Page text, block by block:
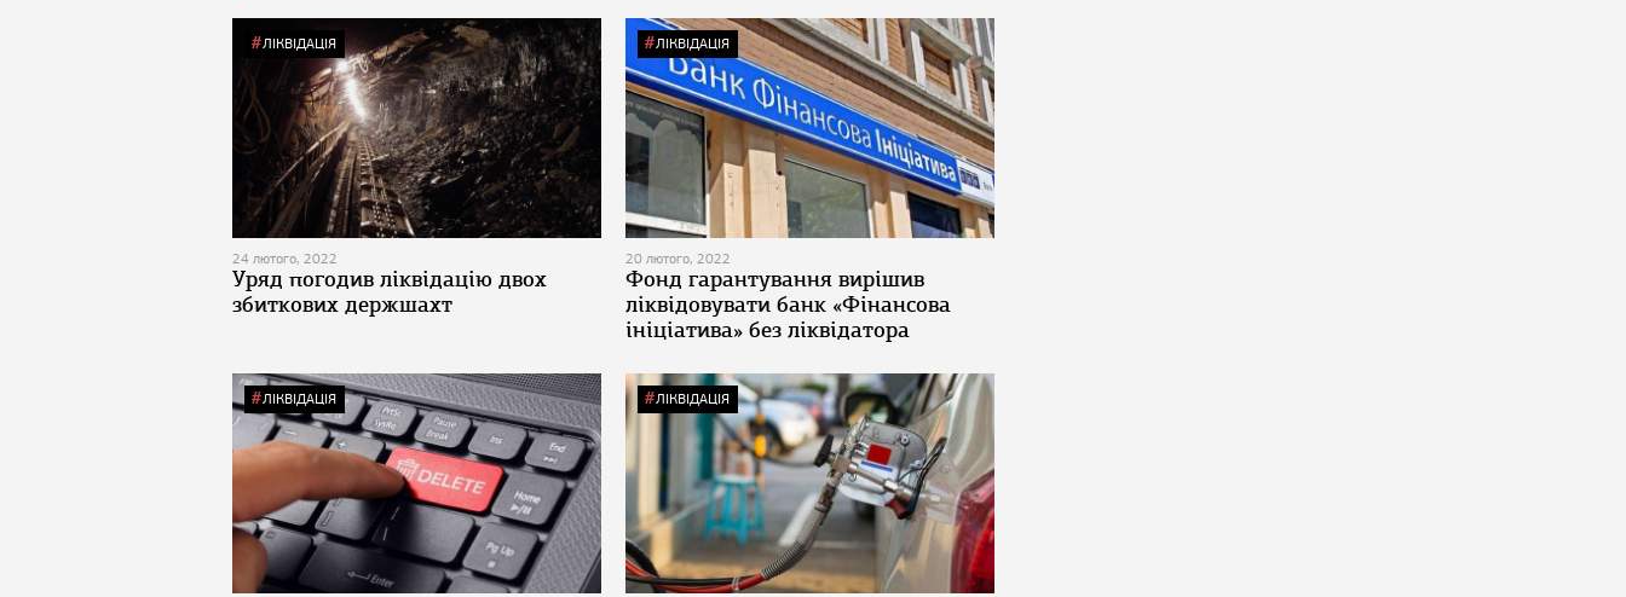
ЛІКВІДАЦІЯ
24 лютого, 2022
Уряд погодив ліквідацію двох
збиткових держшахт
ЛІКВІДАЦІЯ
20 лютого, 2022
Фонд гарантування вирішив
ліквідовувати банк «Фінансова
ініціатива» без ліквідатора
ЛІКВІДАЦІЯ ЛІКВІДАЦІЯ